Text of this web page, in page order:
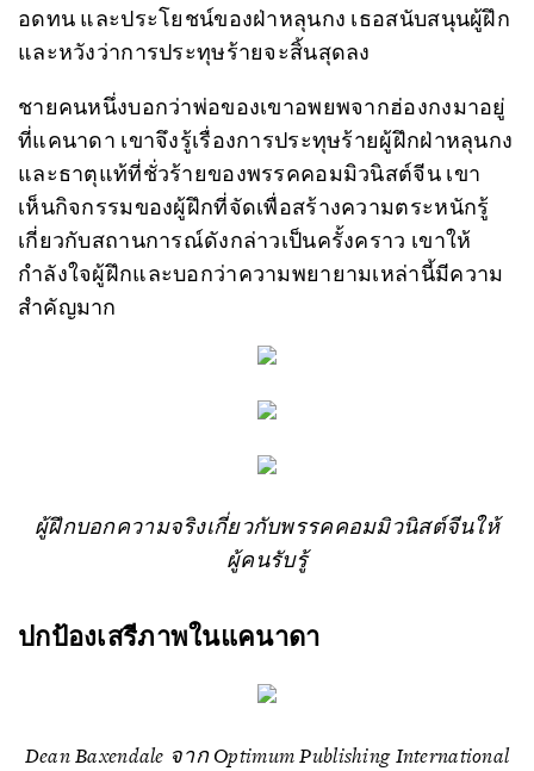
อดทน และประโยชน์ของฝ่าหลุนกง เธอสนับสนุนผู้ฝึก
และหวังว่าการประทุษร้ายจะสิ้นสุดลง
ชายคนหนึ่งบอกว่าพ่อของเขาอพยพจากฮ่องกงมาอยู่
ที่แคนาดา เขาจึงรู้เรื่องการประทุษร้ายผู้ฝึกฝ่าหลุนกง
และธาตุแท้ที่ชั่วร้ายของพรรคคอมมิวนิสต์จีน เขา
เห็นกิจกรรมของผู้ฝึกที่จัดเพื่อสร้างความตระหนักรู้
เกี่ยวกับสถานการณ์ดังกล่าวเป็นครั้งคราว เขาให้
กำลังใจผู้ฝึกและบอกว่าความพยายามเหล่านี้มีความ
สำคัญมาก
ผู้ฝึกบอกความจริงเกี่ยวกับพรรคคอมมิวนิสต์จีนให้
ผู้คนรับรู้
ปกป้องเสรีภาพในแคนาดา
Dean Baxendale จาก Optimum Publishing International